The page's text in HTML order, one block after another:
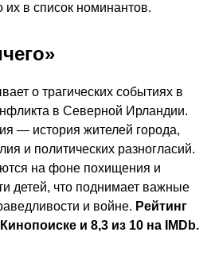
их в список номинантов.
о трагических событиях в
в Северной Ирландии.
— история жителей города,
и политических разногласий.
на фоне похищения и
детей, что поднимает важные
и войне. Рейтинг
и 8,3 из 10 на IMDb.